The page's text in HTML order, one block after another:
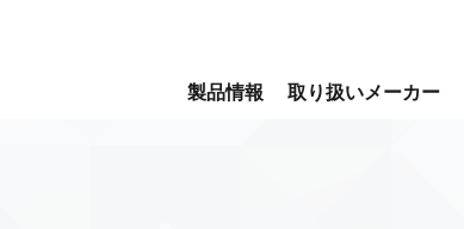
製品情報 取り扱いメーカー